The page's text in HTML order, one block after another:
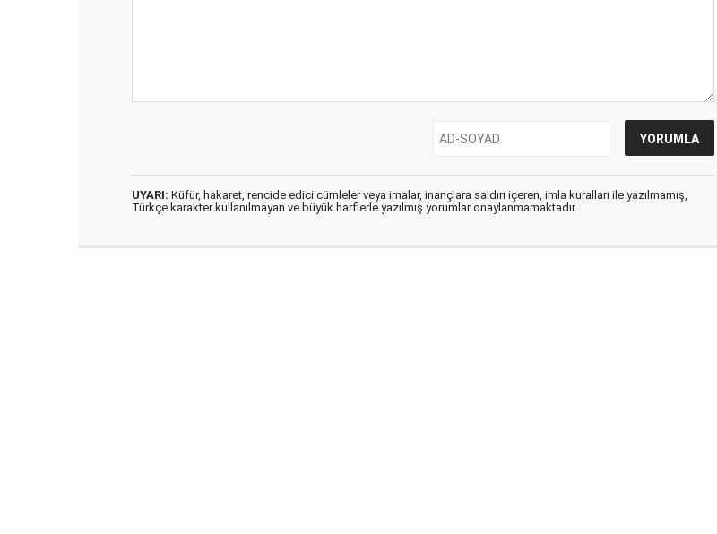
UYARI: Küfür, hakaret, rencide edici cümleler veya imalar, inançlara saldırı içeren, imla kuralları ile yazılmamış,
Türkçe karakter kullanılmayan ve büyük harflerle yazılmış yorumlar onaylanmamaktadır.